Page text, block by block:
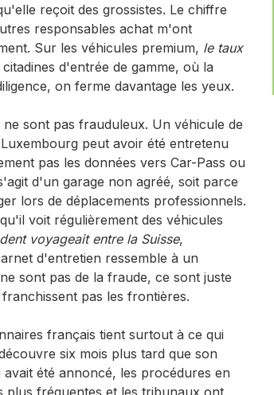
reçoit des grossistes. Le chiffre
responsables achat m'ont
Sur les véhicules premium, le taux
d'entrée de gamme, où la
on ferme davantage les yeux.
sont pas frauduleux. Un véhicule de
peut avoir été entretenu
pas les données vers Car-Pass ou
d'un garage non agréé, soit parce
lors de déplacements professionnels.
voit régulièrement des véhicules
voyageait entre la Suisse,
d'entretien ressemble à un
sont pas de la fraude, ce sont juste
pas les frontières.
français tient surtout à ce qui
six mois plus tard que son
été annoncé, les procédures en
plus fréquentes et les tribunaux ont